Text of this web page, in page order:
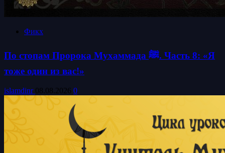
Фикх
По стопам Пророка Мухаммада ﷺ. Часть 8: «Я
тоже один из вас!»
islamdinr 08.08.2026 0